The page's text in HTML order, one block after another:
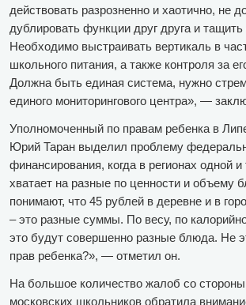
действовать разрозненно и хаотично, не
дублировать функции друг друга и
Необходимо выстраивать вертикаль в
школьного питания, а также контроля за
Должна быть единая система, нужно
единого мониторингового центра», —
Уполномоченный по правам ребенка в
Юрий Таран выделил проблему
финансирования, когда в регионах одной
хватает на разные по ценности и объему
понимают, что 45 рублей в деревне и в
– это разные суммы. По весу, по
это будут совершенно разные блюда. Не
прав ребенка?», — отметил он.
На большое количество жалоб со
московских школьников обратила